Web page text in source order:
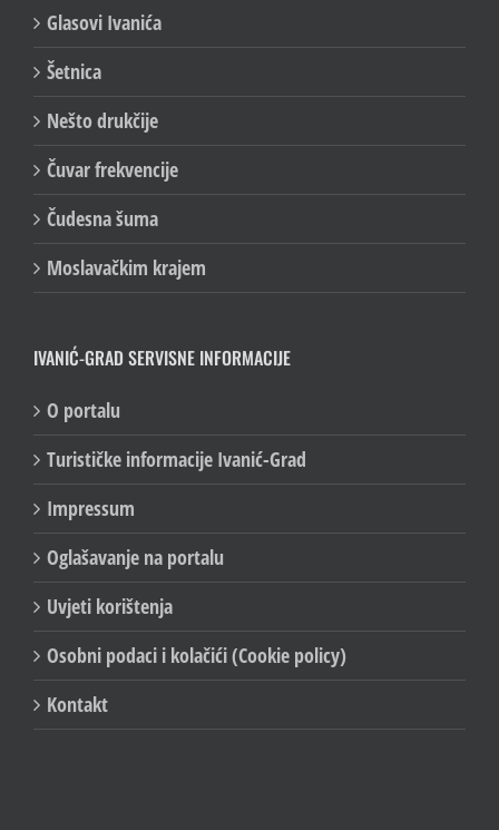
Glasovi Ivanića
Šetnica
Nešto drukčije
Čuvar frekvencije
Čudesna šuma
Moslavačkim krajem
IVANIĆ-GRAD SERVISNE INFORMACIJE
O portalu
Turističke informacije Ivanić-Grad
Impressum
Oglašavanje na portalu
Uvjeti korištenja
Osobni podaci i kolačići (Cookie policy)
Kontakt